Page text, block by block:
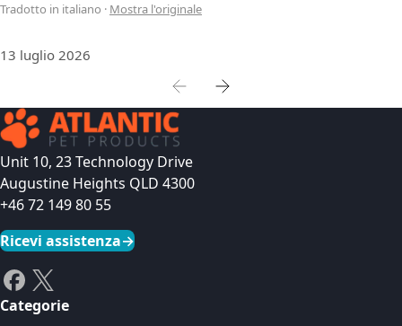
Tradotto in italiano · Mostra l'originale
13 luglio 2026
Unit 10, 23 Technology Drive
Augustine Heights QLD 4300
+46 72 149 80 55
Ricevi assistenza→
Categorie